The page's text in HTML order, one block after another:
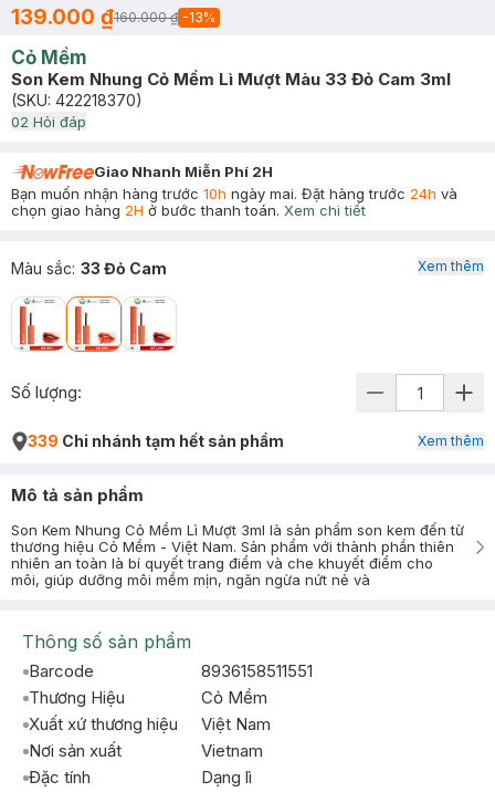
139.000 ₫160.000 ₫ -13%
Cỏ Mềm
Son Kem Nhung Cỏ Mềm Lì Mượt Màu 33 Đỏ Cam 3ml
(SKU: 422218370)
02 Hỏi đáp
Giao Nhanh Miễn Phí 2H
Bạn muốn nhận hàng trước 10h ngày mai. Đặt hàng trước 24h và
chọn giao hàng 2H ở bước thanh toán. Xem chi tiết
Màu sắc: 33 Đỏ Cam Xem thêm
Số lượng:
339 Chi nhánh tạm hết sản phẩm Xem thêm
Mô tả sản phẩm
Son Kem Nhung Cỏ Mềm Lì Mượt 3ml là sản phẩm son kem đến từ
thương hiệu Cỏ Mềm - Việt Nam. Sản phẩm với thành phần thiên
nhiên an toàn là bí quyết trang điểm và che khuyết điểm cho
môi, giúp dưỡng môi mềm mịn, ngăn ngừa nứt nẻ và
Thông số sản phẩm
Barcode
8936158511551
Thương Hiệu
Cỏ Mềm
Xuất xứ thương hiệu
Việt Nam
Nơi sản xuất
Vietnam
Đặc tính
Dạng lì